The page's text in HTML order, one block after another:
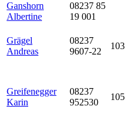
Ganshorn
Albertine
08237 85
19 001
Grägel
Andreas
08237
9607-22
103
Greifenegger
Karin
08237
952530
105